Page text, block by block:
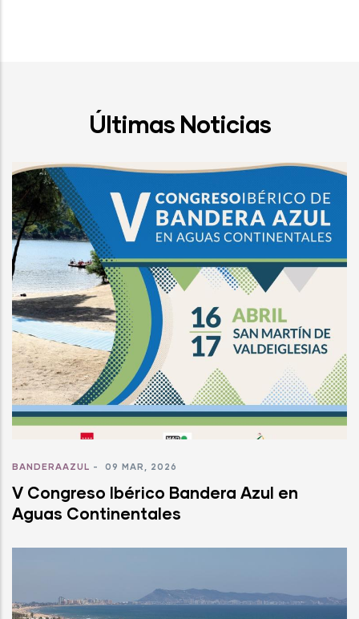
Últimas Noticias
BANDERAAZUL - 09 MAR, 2026
V Congreso Ibérico Bandera Azul en
Aguas Continentales